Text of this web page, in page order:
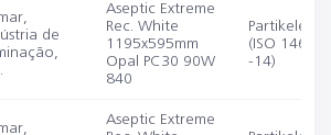
de
Aseptic Extreme
Rec. White
1195x595mm
Opal PC30 90W
840
(ISO
-14)
Aseptic Extreme